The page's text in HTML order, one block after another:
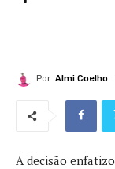
Por Almi Coelho
A decisão